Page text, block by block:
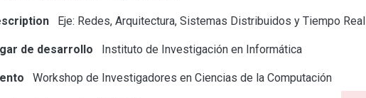
Eje: Redes, Arquitectura, Sistemas Distribuidos y Tiempo Real
de desarrollo Instituto de Investigación en Informática
Workshop de Investigadores en Ciencias de la Computación